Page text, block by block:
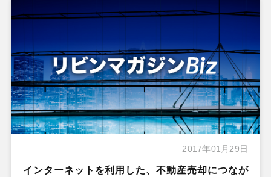
2017年01月29日
インターネットを利用した、不動産売却につなが